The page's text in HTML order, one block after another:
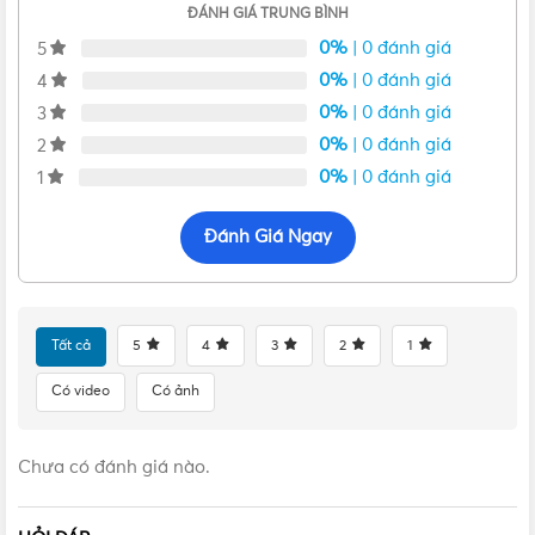
Van 1 chiều máy tắm gián tiếp Panasonic được sản xuất tại nhà
Đặc điểm nổi bật của van 1 chiều máy nước nóng
Dòng van 1 chiềumáy nước nóng gián tiếp Panasonicnày
ĐÁNH GIÁ TRUNG BÌNH
5 0% | 0 đánh giá
4
0% | 0 đánh giá
3
0% | 0 đánh giá
2
0% | 0 đánh giá
1
0% | 0 đánh giá
Đánh Giá Ngay
Tất cả 5 4 3 2 1
Có video Có ảnh
Chưa có đánh giá nào.